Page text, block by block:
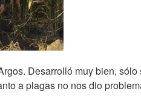
Desarrolló muy bien,
a plagas no nos dio